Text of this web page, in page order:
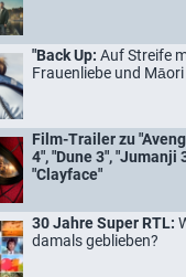
"Back Up: Auf Streife
Frauenliebe und
Film-Trailer zu
4", "Dune 3", "Jumanji
"Clayface"
30 Jahre Super RTL:
damals geblieben?